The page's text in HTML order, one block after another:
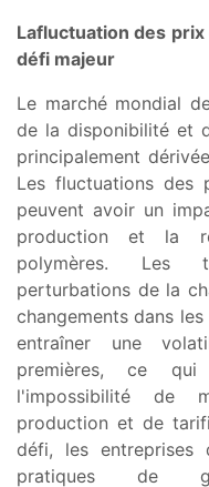
Lafluctuation des
défi majeur
Le marché mondial
de la disponibilité et
principalement
Les fluctuations des
peuvent avoir un
production et la
polymères. Les
perturbations de la
changements dans
entraîner une
premières, ce
l'impossibilité de
production et de
défi, les entreprises
pratiques de